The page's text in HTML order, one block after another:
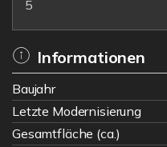
5
Informationen
Baujahr
Letzte Modernisierung
Gesamtfläche (ca.)